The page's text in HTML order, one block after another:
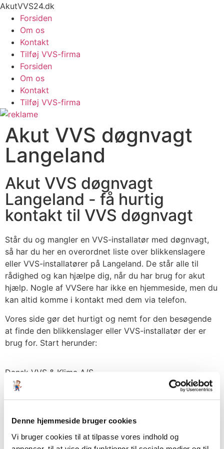
Denne hjemmeside bruger cookies
Vi bruger cookies til at tilpasse vores indhold og
AkutVVS24.dk
Forsiden
Om os
Kontakt
Tilføj VVS-firma
Forsiden
Om os
Kontakt
Tilføj VVS-firma
Akut VVS døgnvagt
Langeland
Akut VVS døgnvagt
Langeland - få hurtig
kontakt til VVS døgnvagt
Står du og mangler en VVS-installatør med døgnvagt,
så har du her en overordnet liste over blikkenslagere
eller VVS-installatører på Langeland. De står alle til
rådighed og kan hjælpe dig, når du har brug for akut
hjælp. Nogle af VVSere har ikke en hjemmeside, men du
kan altid komme i kontakt med dem via telefon.
Vores side gør det hurtigt og nemt for den besøgende
at finde den blikkenslager eller VVS-installatør der er
brug for. Start herunder:
Dansk VVS & Klima A/S
Unsbjergvej 5
Vagttelefon
5077 7999
Annonce